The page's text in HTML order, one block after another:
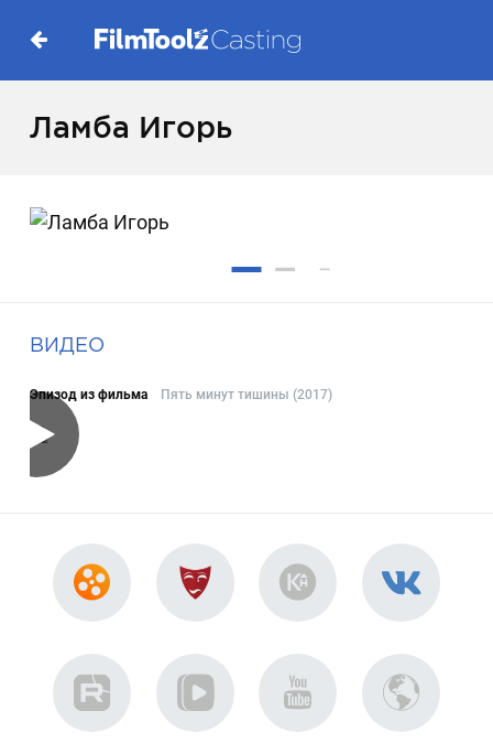
Ламба Игорь
ВИДЕО
Эпизод из фильма Пять минут тишины (2017)